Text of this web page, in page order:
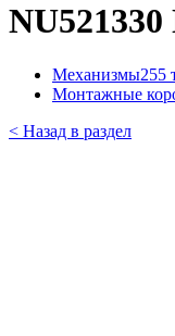
Механизмы255
Монтажные
< Назад в раздел